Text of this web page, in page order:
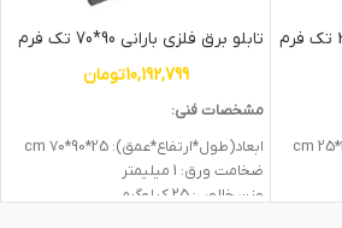
تابلو برق فلزی بارانی 90*70 تک فرم
10,192,799تومان
مشخصات فنی:
ابعاد(طول*ارتفاع*عمق): 25*90*70 cm
ضخامت ورق: 1 میلیمتر
وزن خالص: 25 کیلوگرم